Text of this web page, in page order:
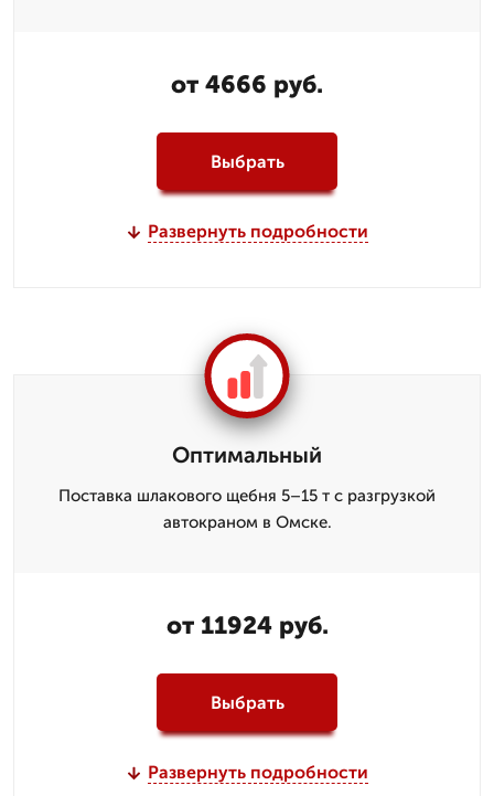
от 4666 руб.
Выбрать
Развернуть подробности
Оптимальный
Поставка шлакового щебня 5–15 т с разгрузкой
автокраном в Омске.
от 11924 руб.
Выбрать
Развернуть подробности